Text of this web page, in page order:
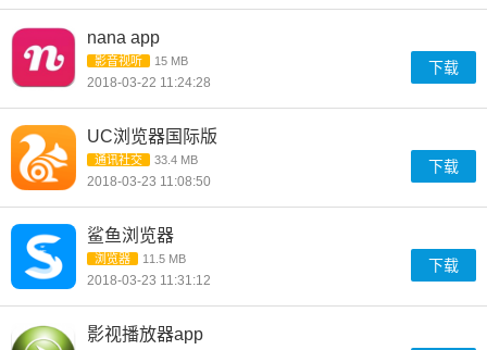
nana app
影音视听 15 MB
2018-03-22 11:24:28
下载
UC浏览器国际版
通讯社交 33.4 MB
2018-03-23 11:08:50
下载
鲨鱼浏览器
浏览器 11.5 MB
2018-03-23 11:31:12
下载
影视播放器app